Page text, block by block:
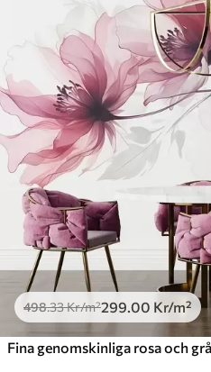
498.33Kr/m²299 .00 Kr/m²